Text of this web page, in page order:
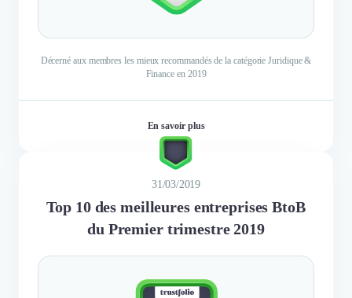
Décerné aux membres les mieux recommandés de la catégorie Juridique &
Finance en 2019
En savoir plus
31/03/2019
Top 10 des meilleures entreprises BtoB
du Premier trimestre 2019